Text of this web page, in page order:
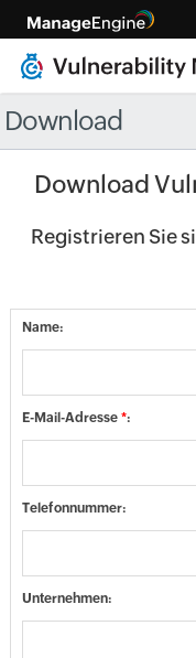
Download
Download
Registrieren Sie
Name:
E-Mail-Adresse *:
Telefonnummer:
Unternehmen: